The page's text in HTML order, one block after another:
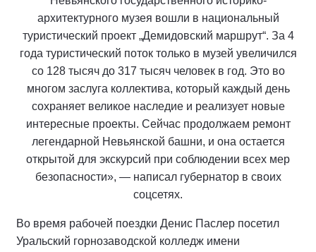
архитектурного музея вошли в национальный
туристический проект „Демидовский маршрут“. За 4
года туристический поток только в музей увеличился
со 128 тысяч до 317 тысяч человек в год. Это во
многом заслуга коллектива, который каждый день
сохраняет великое наследие и реализует новые
интересные проекты. Сейчас продолжаем ремонт
легендарной Невьянской башни, и она остается
открытой для экскурсий при соблюдении всех мер
безопасности», — написал губернатор в своих
соцсетях.
Во время рабочей поездки Денис Паслер посетил
Уральский горнозаводской колледж имени